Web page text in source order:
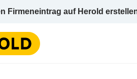
Firmeneintrag auf Herold